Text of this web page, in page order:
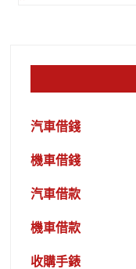
汽車借錢
機車借錢
汽車借款
機車借款
收購手錶